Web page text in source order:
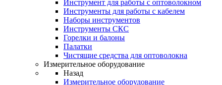
Инструмент для работы с оптоволокном
Инструменты для работы с кабелем
Наборы инструментов
Инструменты СКС
Горелки и балоны
Палатки
Чистящие средства для оптоволокна
Измерительное оборудование
Назад
Измерительное оборудование